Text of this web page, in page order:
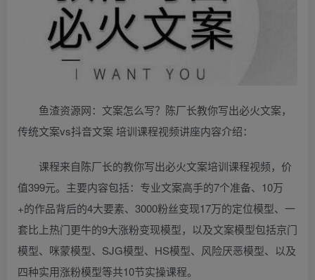
鱼渣资源网：文案怎么写？陈厂长教你写出必火文案，
传统文案vs抖音文案 培训课程视频讲座内容介绍：
课程来自陈厂长的教你写出必火文案培训课程视频，价
值399元。主要内容包括：专业文案高手的7个准备、10万
+的作品背后的4大要素、3000粉丝变现17万的定位模型、一
套比上热门更牛的9大涨粉变现模型，以及文案模型包括京门
模型、咪蒙模型、SJG模型、HS模型、风险厌恶模型、以及
四种实用涨粉模型等共10节实操课程。